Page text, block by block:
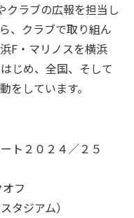
クラブの広報を担当し
、クラブで取り組ん
F・マリノスを横浜
じめ、全国、そして
をしています。
ト２０２４／２５
フ
タジアム）